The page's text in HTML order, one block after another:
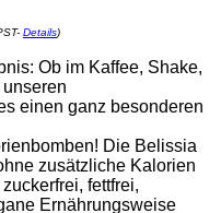
Details)
Ob im Kaffee, Shake,
einen ganz besonderen
Die Belissia
zusätzliche Kalorien
fettfrei,
Ernährungsweise